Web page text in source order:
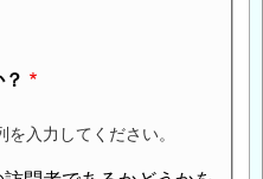
入力してください。